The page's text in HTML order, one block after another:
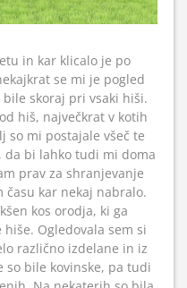
in kar klicalo je po
se mi je pogled
skoraj pri vsaki hiši.
hiš, največkrat v kotih
so mi postajale všeč te
da bi lahko tudi mi doma
prav za shranjevanje
času kar nekaj nabralo.
kos orodja, ki ga
Ogledovala sem si
različno izdelane in iz
so bile kovinske, pa tudi